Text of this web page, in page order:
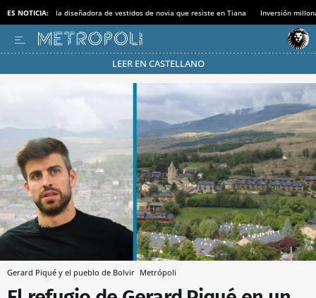
ES NOTICIA: la diseñadora de vestidos de novia que resiste en Tiana Inversión
LEER EN CASTELLANO
Pásate al MODO AHORRO
Gerard Piqué y el pueblo de Bolvir Metrópoli